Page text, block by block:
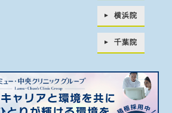
横浜院
千葉院